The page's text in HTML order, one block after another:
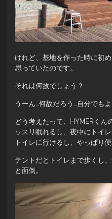
けれど、基地を作った時に初
思っていたのです。
それは何故でしょう？
うーん…何故だろう…自分でもよ
どう考えたって、HYMERく
ッスリ眠れるし、夜中にトイ
トイレに行けるし、やっぱり便
テントだとトイレまで歩くし
と面倒。